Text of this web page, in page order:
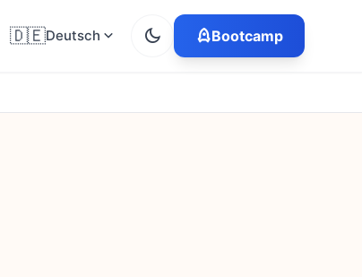
🇩🇪Deutsch Bootcamp